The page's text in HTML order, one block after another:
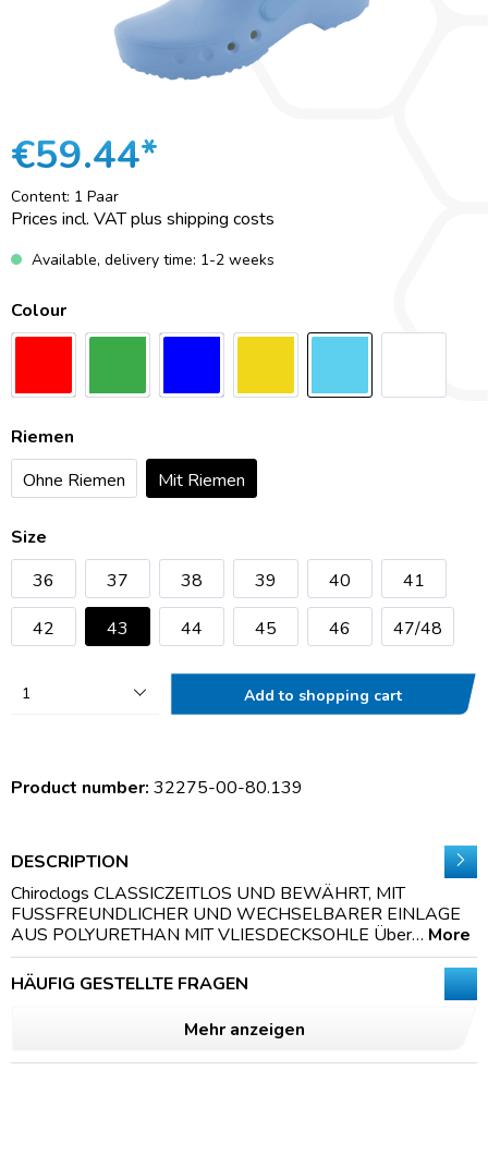
€59.44*
Content: 1 Paar
Prices incl. VAT plus shipping costs
Available, delivery time: 1-2 weeks
Colour
Riemen
Ohne Riemen
Mit Riemen
Size
36
37 38 39 40
41
42
43 44 45 46 47/48
1 Add to shopping cart
Product number: 32275-00-80.139
DESCRIPTION
Chiroclogs CLASSICZEITLOS UND BEWÄHRT, MIT
FUSSFREUNDLICHER UND WECHSELBARER EINLAGE
AUS POLYURETHAN MIT VLIESDECKSOHLE Über… More
HÄUFIG GESTELLTE FRAGEN
Mehr anzeigen